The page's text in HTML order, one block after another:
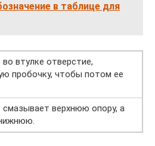
в таблице для
втулке отверстие,
пробочку, чтобы потом ее
смазывает верхнюю опору, а